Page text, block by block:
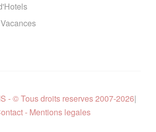
- © Tous droits reserves 2007-2026|
- Mentions legales